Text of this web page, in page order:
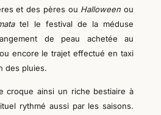
et des pères ou Halloween ou
tatel le festival de la méduse
de peau achetée au
encore le trajet effectué en taxi
des pluies.
croque ainsi un riche bestiaire à
rythmé aussi par les saisons.